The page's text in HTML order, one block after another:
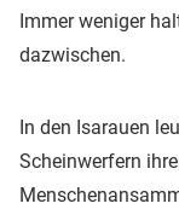
Immer weniger
dazwischen.
In den Isarauen
Scheinwerfern